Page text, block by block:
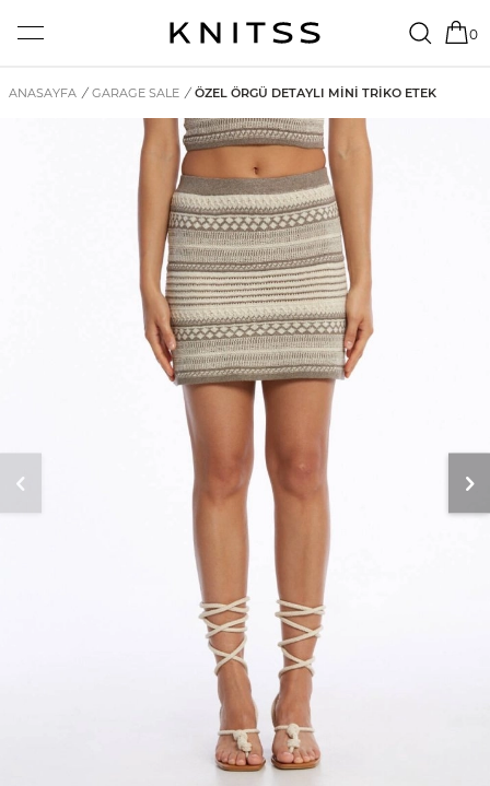
0
ANASAYFA / GARAGE SALE / ÖZEL ÖRGÜ DETAYLI MINI TRIKO ETEK